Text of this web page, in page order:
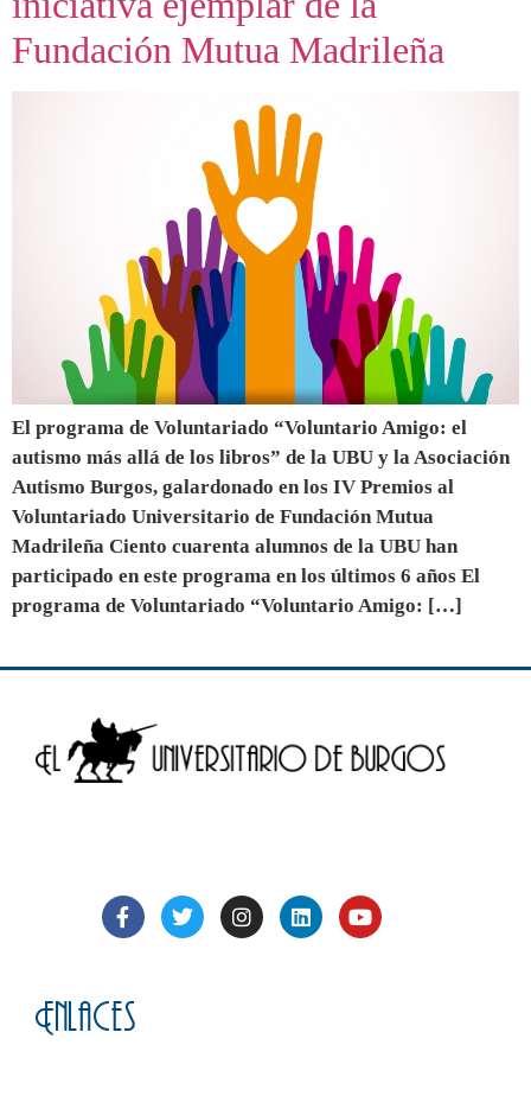
Fundación Mutua Madrileña
El programa de Voluntariado “Voluntario Amigo: el
autismo más allá de los libros” de la UBU y la Asociación
Autismo Burgos, galardonado en los IV Premios al
Voluntariado Universitario de Fundación Mutua
Madrileña Ciento cuarenta alumnos de la UBU han
participado en este programa en los últimos 6 años El
programa de Voluntariado “Voluntario Amigo: […]
Enlaces